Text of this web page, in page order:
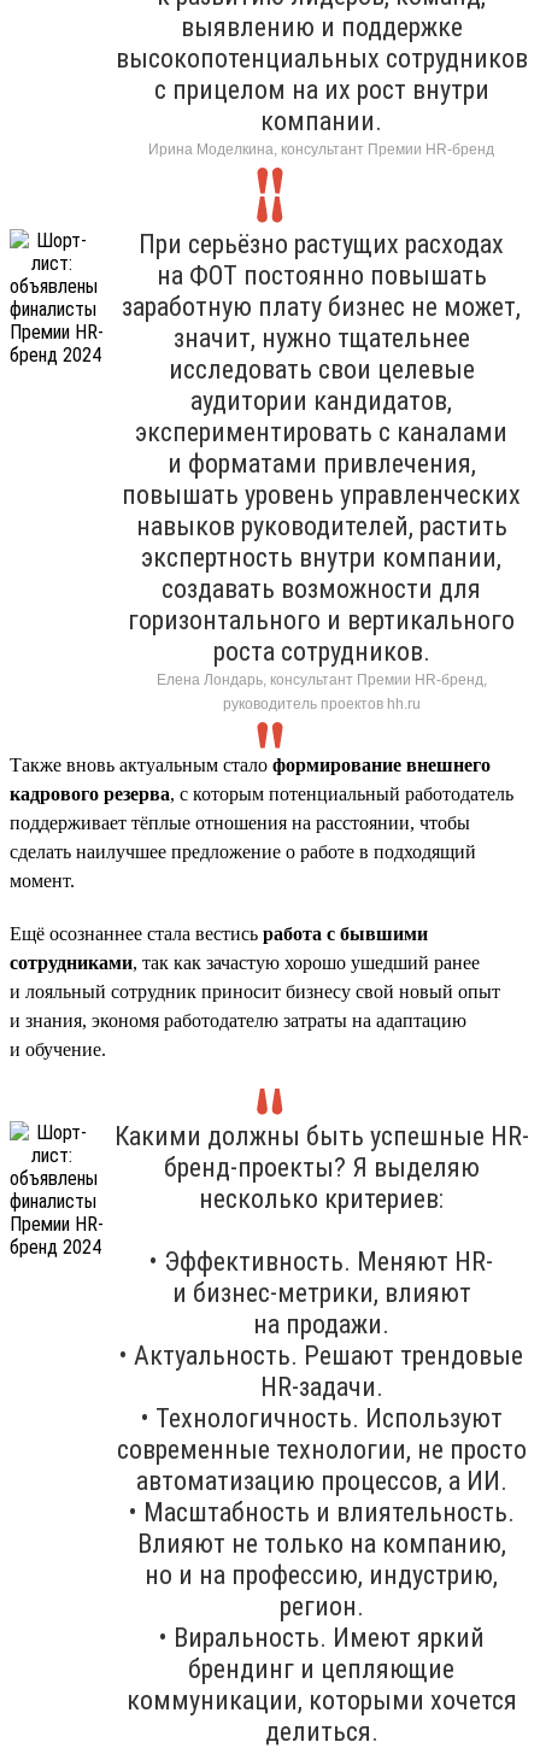
выявлению и поддержке
высокопотенциальных сотрудников
с прицелом на их рост внутри
компании.
Ирина Моделкина, консультант Премии HR-бренд
При серьёзно растущих расходах
на ФОТ постоянно повышать
заработную плату бизнес не может,
значит, нужно тщательнее
исследовать свои целевые
аудитории кандидатов,
экспериментировать с каналами
и форматами привлечения,
повышать уровень управленческих
навыков руководителей, растить
экспертность внутри компании,
создавать возможности для
горизонтального и вертикального
роста сотрудников.
Елена Лондарь, консультант Премии HR-бренд,
руководитель проектов hh.ru
Также вновь актуальным стало формирование внешнего
кадрового резерва, с которым потенциальный работодатель
поддерживает тёплые отношения на расстоянии, чтобы
сделать наилучшее предложение о работе в подходящий
момент.
Ещё осознаннее стала вестись работа с бывшими
сотрудниками, так как зачастую хорошо ушедший ранее
и лояльный сотрудник приносит бизнесу свой новый опыт
и знания, экономя работодателю затраты на адаптацию
и обучение.
Какими должны быть успешные HR-
бренд-проекты? Я выделяю
несколько критериев:
• Эффективность. Меняют HR-
и бизнес-метрики, влияют
на продажи.
• Актуальность. Решают трендовые
HR-задачи.
• Технологичность. Используют
современные технологии, не просто
автоматизацию процессов, а ИИ.
• Масштабность и влиятельность.
Влияют не только на компанию,
но и на профессию, индустрию,
регион.
• Виральность. Имеют яркий
брендинг и цепляющие
коммуникации, которыми хочется
делиться.